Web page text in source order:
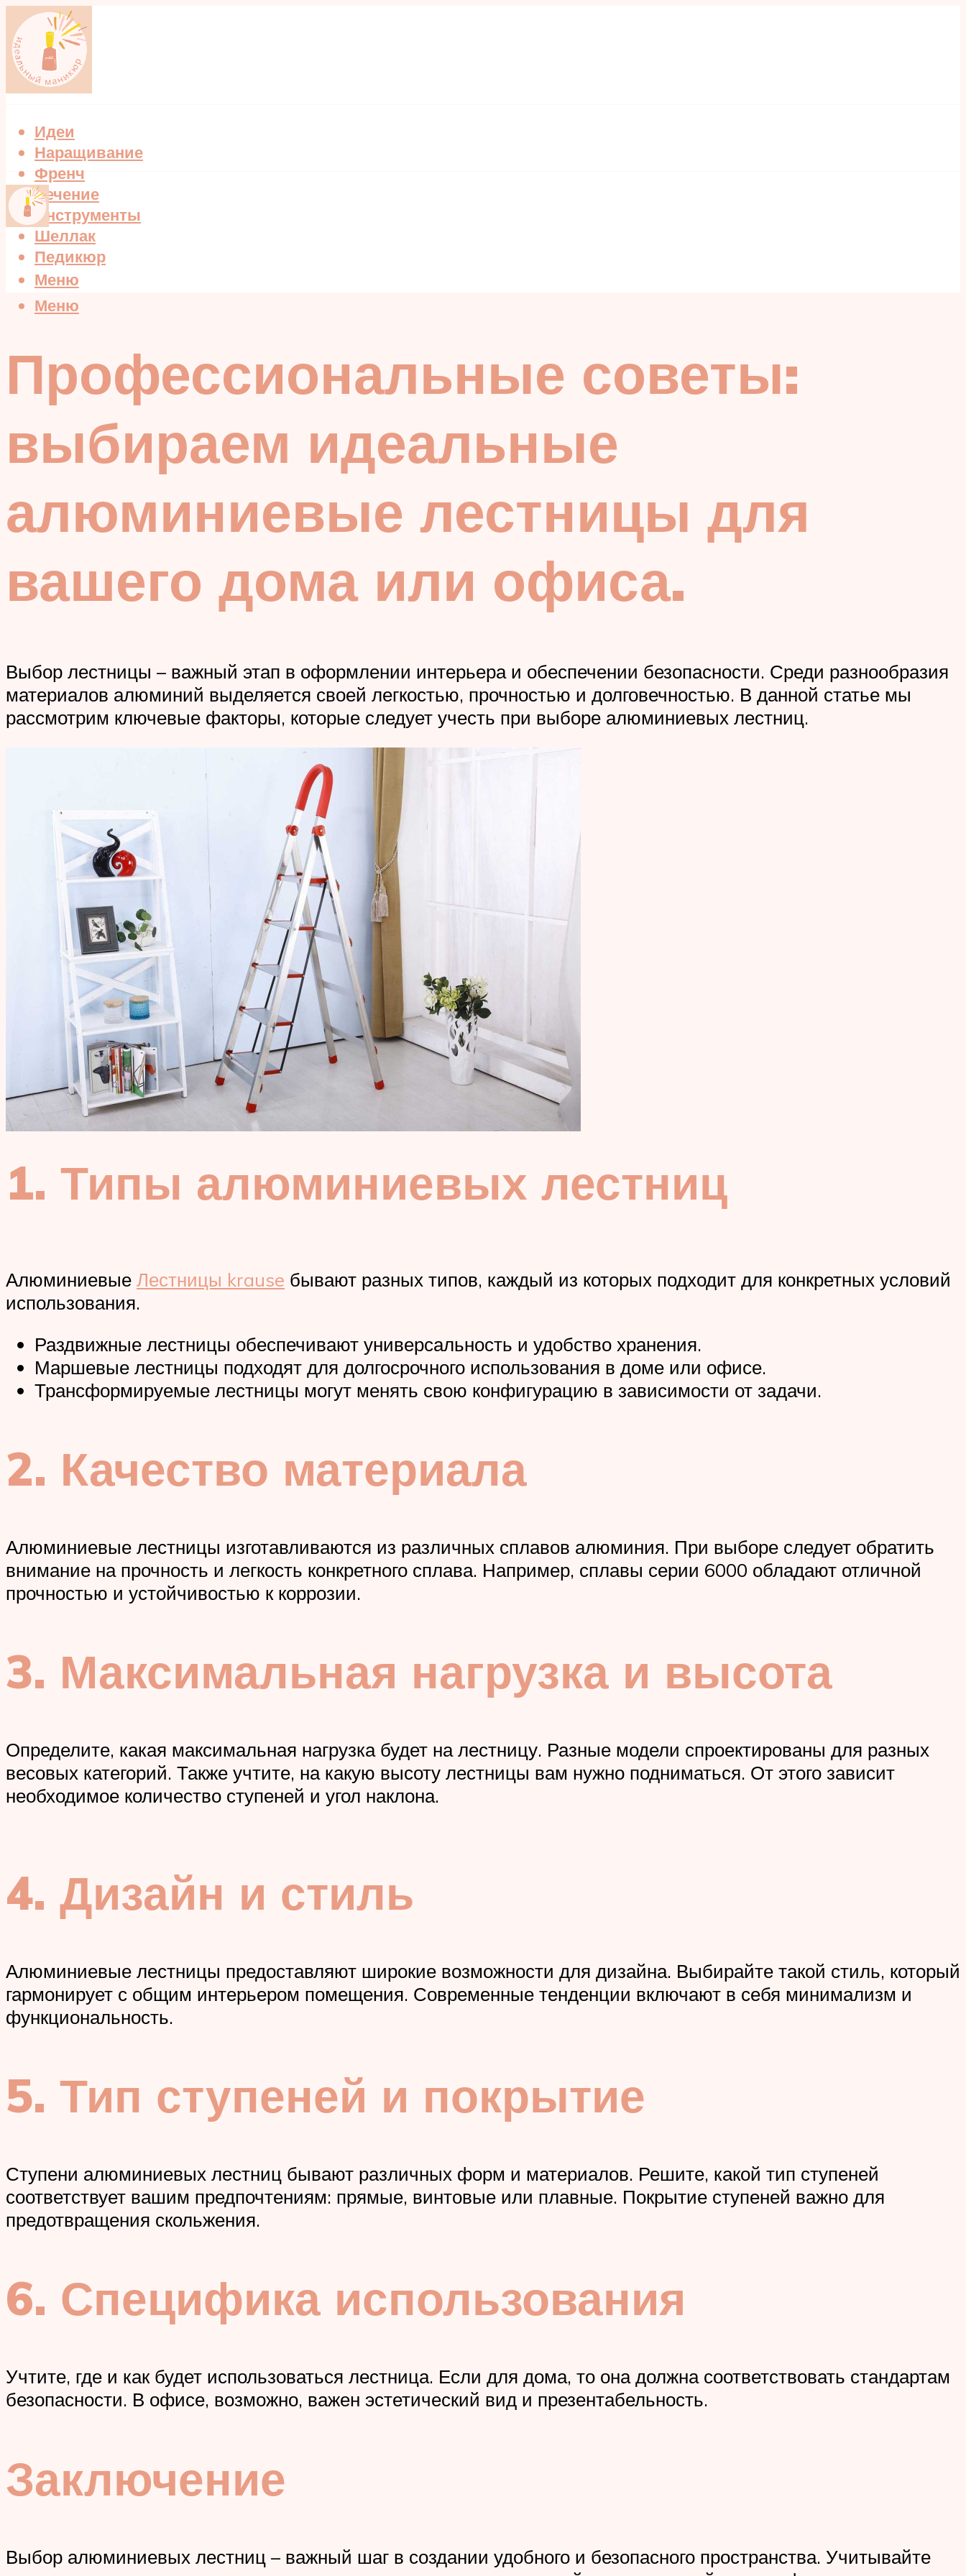
Идеи
Наращивание
Френч
Лечение
Инструменты
Шеллак
Педикюр
Меню
Меню
Профессиональные советы:
выбираем идеальные
алюминиевые лестницы для
вашего дома или офиса.
Выбор лестницы – важный этап в оформлении интерьера и обеспечении безопасности. Среди разнообразия
материалов алюминий выделяется своей легкостью, прочностью и долговечностью. В данной статье мы
рассмотрим ключевые факторы, которые следует учесть при выборе алюминиевых лестниц.
1. Типы алюминиевых лестниц
Алюминиевые Лестницы krause бывают разных типов, каждый из которых подходит для конкретных условий
использования.
Раздвижные лестницы обеспечивают универсальность и удобство хранения.
Маршевые лестницы подходят для долгосрочного использования в доме или офисе.
Трансформируемые лестницы могут менять свою конфигурацию в зависимости от задачи.
2. Качество материала
Алюминиевые лестницы изготавливаются из различных сплавов алюминия. При выборе следует обратить
внимание на прочность и легкость конкретного сплава. Например, сплавы серии 6000 обладают отличной
прочностью и устойчивостью к коррозии.
3. Максимальная нагрузка и высота
Определите, какая максимальная нагрузка будет на лестницу. Разные модели спроектированы для разных
весовых категорий. Также учтите, на какую высоту лестницы вам нужно подниматься. От этого зависит
необходимое количество ступеней и угол наклона.
4. Дизайн и стиль
Алюминиевые лестницы предоставляют широкие возможности для дизайна. Выбирайте такой стиль, который
гармонирует с общим интерьером помещения. Современные тенденции включают в себя минимализм и
функциональность.
5. Тип ступеней и покрытие
Ступени алюминиевых лестниц бывают различных форм и материалов. Решите, какой тип ступеней
соответствует вашим предпочтениям: прямые, винтовые или плавные. Покрытие ступеней важно для
предотвращения скольжения.
6. Специфика использования
Учтите, где и как будет использоваться лестница. Если для дома, то она должна соответствовать стандартам
безопасности. В офисе, возможно, важен эстетический вид и презентабельность.
Заключение
Выбор алюминиевых лестниц – важный шаг в создании удобного и безопасного пространства. Учитывайте